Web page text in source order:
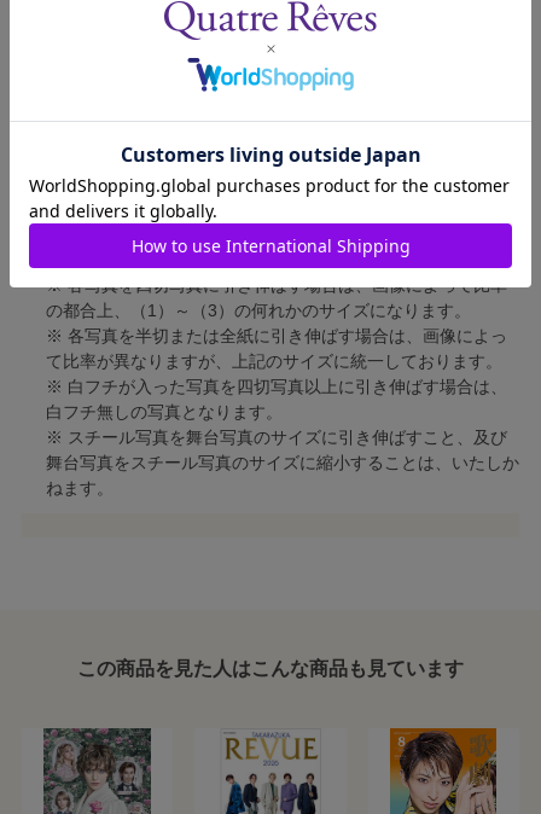
短辺 213mm × 長辺 305mm
短辺 254mm × 長辺 305mm
短辺 402mm × 長辺 559mm
写真のサイズにつきまして、下記の件も併せてご了承ください。
※ 各写真を四切写真に引き伸ばす場合は、画像によって比率
の都合上、（1）～（3）の何れかのサイズになります。
※ 各写真を半切または全紙に引き伸ばす場合は、画像によっ
て比率が異なりますが、上記のサイズに統一しております。
※ 白フチが入った写真を四切写真以上に引き伸ばす場合は、
白フチ無しの写真となります。
※ スチール写真を舞台写真のサイズに引き伸ばすこと、及び
舞台写真をスチール写真のサイズに縮小することは、いたしか
ねます。
この商品を見た人はこんな商品も見ています